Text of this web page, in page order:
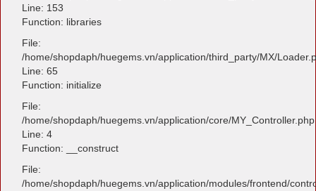
Line: 153
Function: libraries
File:
/home/shopdaph/huegems.vn/application/third_party/MX/
Line: 65
Function: initialize
File:
/home/shopdaph/huegems.vn/application/core/MY_Controller.php
Line: 4
Function: __construct
File:
/home/shopdaph/huegems.vn/application/modules/frontend/